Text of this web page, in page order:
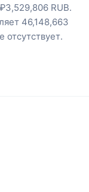
RUB.
46,148,663
отсутствует.